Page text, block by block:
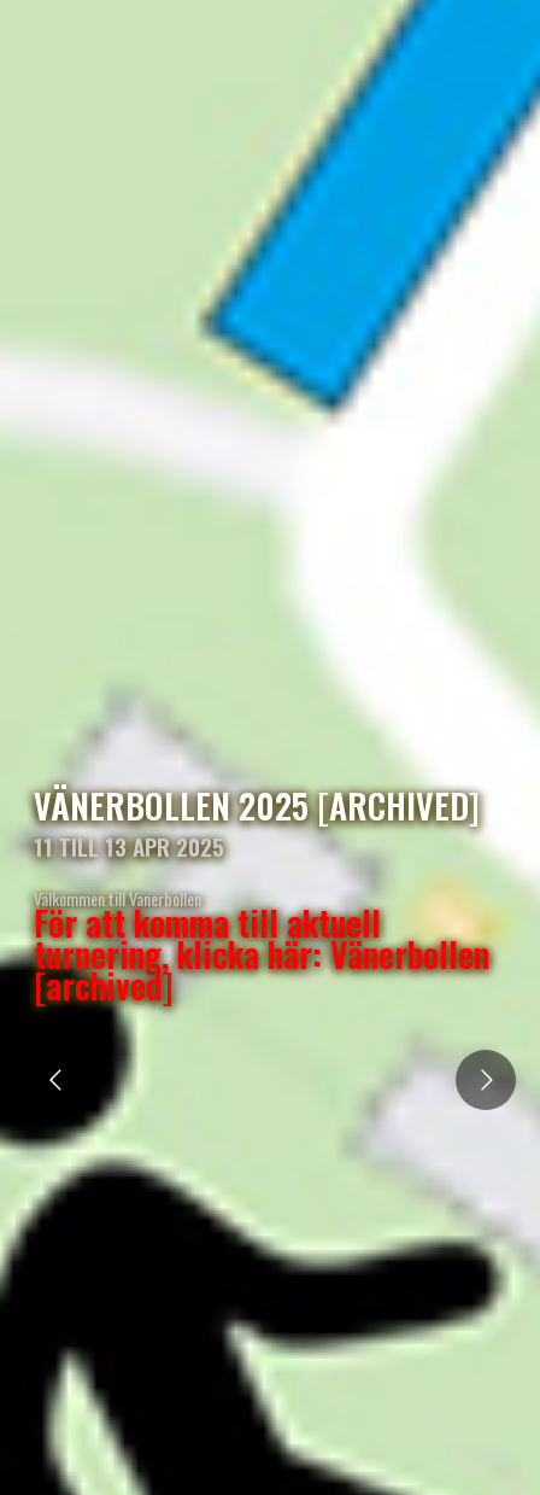
VÄNERBOLLEN 2025 [ARCHIVED]
11 TILL 13 APR 2025
Välkommen till Vänerbollen
För att komma till aktuell
turnering, klicka här: Vänerbollen
[archived]